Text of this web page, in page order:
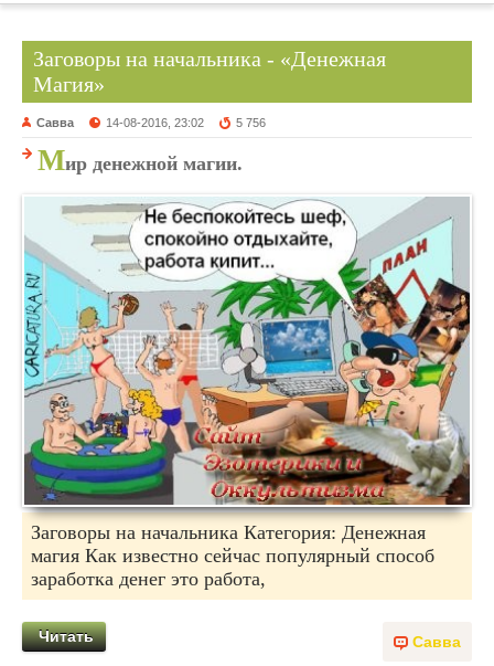
Заговоры на начальника - «Денежная
Магия»
Савва 14-08-2016, 23:02 5 756
Мир денежной магии.
Заговоры на начальника Категория: Денежная
магия Как известно сейчас популярный способ
заработка денег это работа,
Савва
Читать